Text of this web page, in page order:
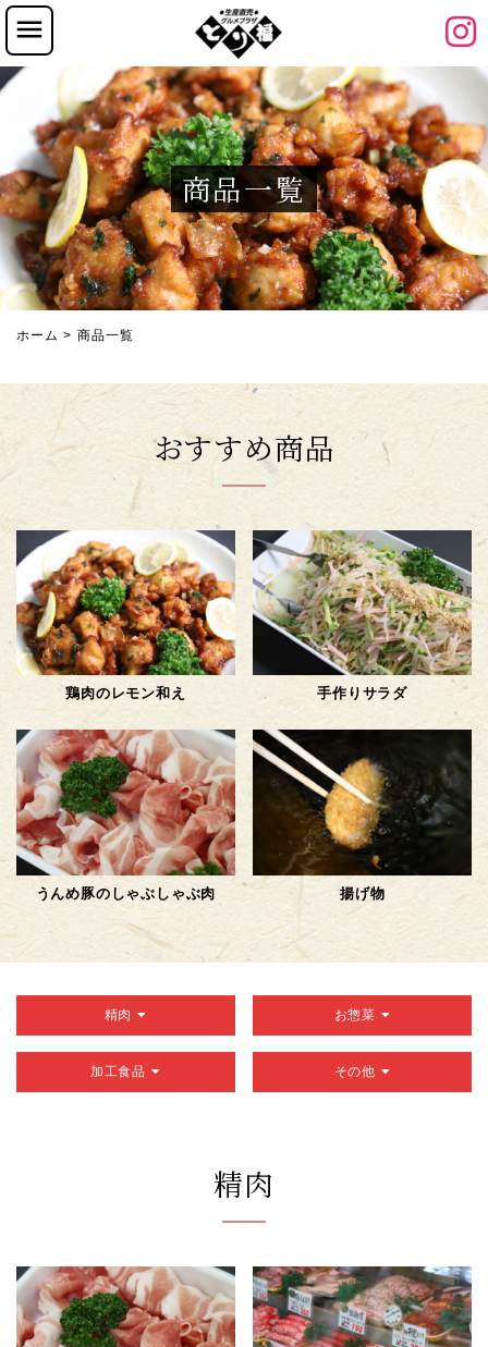
商品一覧
ホーム 商品一覧
おすすめ商品
鶏肉のレモン和え 手作りサラダ
うんめ豚のしゃぶしゃぶ肉 揚げ物
精肉 お惣菜
加工食品 その他
精肉